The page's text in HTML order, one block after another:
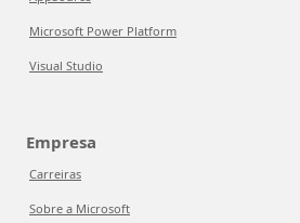
Microsoft Power Platform
Visual Studio
Empresa
Carreiras
Sobre a Microsoft